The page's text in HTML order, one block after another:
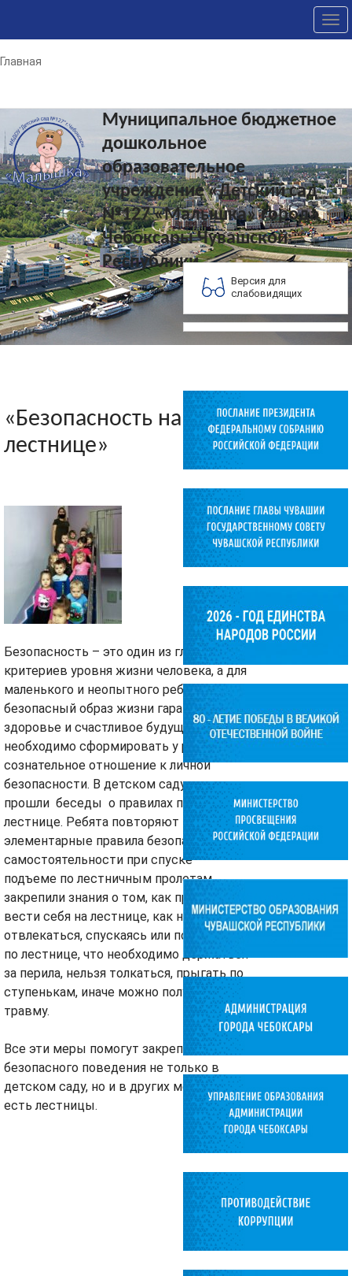
Главная
Муниципальное бюджетное
дошкольное
образовательное
учреждение «Детский сад
№127 «Малышка» города
Чебоксары Чувашской
Республики
Версия для
слабовидящих
«Безопасность на
лестнице»
Безопасность – это один из главных
критериев уровня жизни человека, а для
маленького и неопытного ребенка
безопасный образ жизни гарантирует
здоровье и счастливое будущее. Поэтому
необходимо сформировать у ребенка
сознательное отношение к личной
безопасности. В детском саду с детьми
прошли беседы о правилах поведения на
лестнице. Ребята повторяют
элементарные правила безопасности и
самостоятельности при спуске —
подъеме по лестничным пролетам,
закрепили знания о том, как правильно
вести себя на лестнице, как нельзя
отвлекаться, спускаясь или поднимаясь
по лестнице, что необходимо держаться
за перила, нельзя толкаться, прыгать по
ступенькам, иначе можно получить
травму.
Все эти меры помогут закрепить навыки
безопасного поведения не только в
детском саду, но и в других местах, где
есть лестницы.